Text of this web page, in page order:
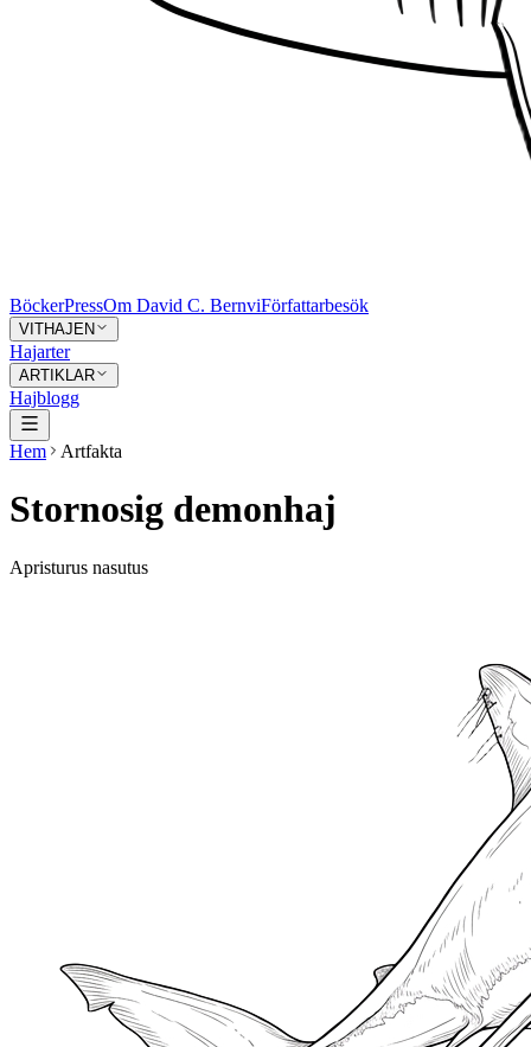
BöckerPressOm David C. BernviFörfattarbesök
VITHAJEN
Hajarter
ARTIKLAR
Hajblogg
Hem Artfakta
Stornosig demonhaj
Apristurus nasutus